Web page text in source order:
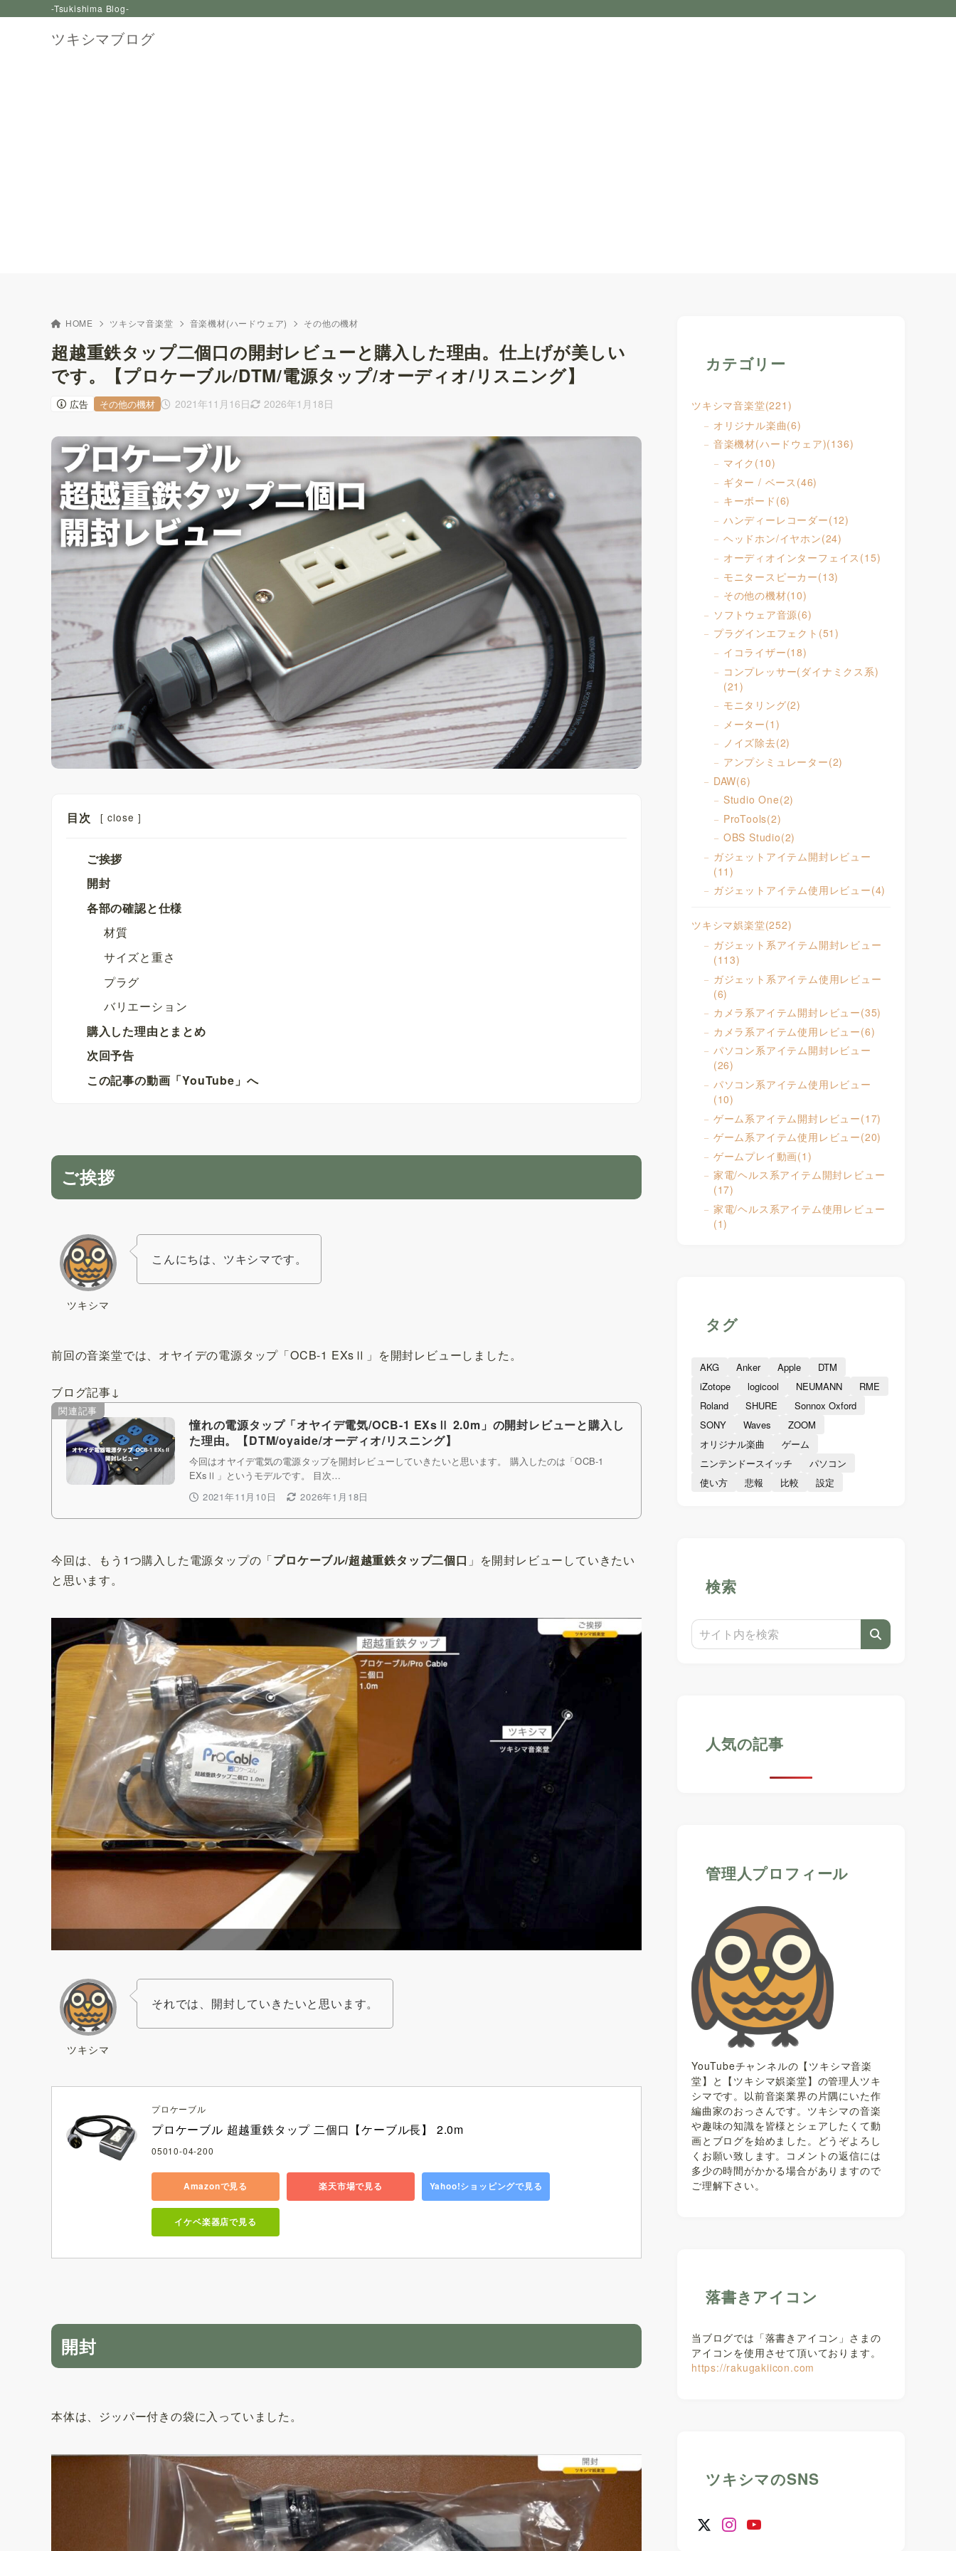
ツキシマブログ
-Tsukishima Blog-
HOME ツキシマ音楽堂 音楽機材(ハードウェア) その他の機材
超越重鉄タップ二個口の開封レビューと購入した理由。仕上げが美しい
です。【プロケーブル/DTM/電源タップ/オーディオ/リスニング】
広告 2021年11月16日 2026年1月18日
その他の機材
目次 [ close ]
ご挨拶
開封
各部の確認と仕様
材質
サイズと重さ
プラグ
バリエーション
購入した理由とまとめ
次回予告
この記事の動画「YouTube」へ
ご挨拶
ツキシマ
こんにちは、ツキシマです。
前回の音楽堂では、オヤイデの電源タップ「OCB-1 EXsⅡ」を開封レビューしました。
ブログ記事↓
関連記事
憧れの電源タップ「オヤイデ電気/OCB-1 EXsⅡ 2.0m」の開封レビューと購入し
た理由。【DTM/oyaide/オーディオ/リスニング】
今回はオヤイデ電気の電源タップを開封レビューしていきたいと思います。 購入したのは「OCB-1
EXsⅡ」というモデルです。 目次…
2021年11月10日
2026年1月18日
今回は、もう1つ購入した電源タップの「プロケーブル/超越重鉄タップ二個口 」を開封レビューしていきたい
と思います。
ツキシマ
それでは、開封していきたいと思います。
プロケーブル
プロケーブル 超越重鉄タップ 二個口【ケーブル長】 2.0m
05010-04-200
Amazonで見る 楽天市場で見る Yahoo!ショッピングで見る
イケベ楽器店で見る
開封
本体は、ジッパー付きの袋に入っていました。
カテゴリー
ツキシマ音楽堂(221)
オリジナル楽曲(6)
音楽機材(ハードウェア)(136)
マイク (10)
ギター / ベース (46)
キーボード (6)
ハンディーレコーダー(12)
ヘッドホン/イヤホン(24)
オーディオインターフェイス (15)
モニタースピーカー(13)
その他の機材(10)
ソフトウェア音源(6)
プラグインエフェクト (51)
イコライザー(18)
コンプレッサー(ダイナミクス系)
(21)
モニタリング(2)
メーター(1)
ノイズ除去(2)
アンプシミュレーター(2)
DAW(6)
Studio One(2)
ProTools(2)
OBS Studio(2)
ガジェットアイテム開封レビュー
(11)
ガジェットアイテム使用レビュー(4)
ツキシマ娯楽堂(252)
ガジェット系アイテム開封レビュー
(113)
ガジェット系アイテム使用レビュー
(6)
カメラ系アイテム開封レビュー(35)
カメラ系アイテム使用レビュー(6)
パソコン系アイテム開封レビュー
(26)
パソコン系アイテム使用レビュー
(10)
ゲーム系アイテム開封レビュー(17)
ゲーム系アイテム使用レビュー(20)
ゲームプレイ動画(1)
家電/ヘルス系アイテム開封レビュー
(17)
家電/ヘルス系アイテム使用レビュー
(1)
タグ
AKG Anker Apple
DTM
iZotope
logicool NEUMANN
RME
Roland
SHURE
Sonnox Oxford
SONY
Waves
ZOOM
オリジナル楽曲
ゲーム
ニンテンドースイッチ
パソコン
使い方
悲報 比較 設定
検索
人気の記事
管理人プロフィール
YouTubeチャンネルの【ツキシマ音楽
堂】と【ツキシマ娯楽堂】の管理人ツキ
シマです。以前音楽業界の片隅にいた作
編曲家のおっさんです。ツキシマの音楽
や趣味の知識を皆様とシェアしたくて動
画とブログを始めました。どうぞよろし
くお願い致します。コメントの返信には
多少の時間がかかる場合がありますので
ご理解下さい。
落書きアイコン
当ブログでは「落書きアイコン」さまの
アイコンを使用させて頂いております。
https://rakugakiicon.com
ツキシマのSNS